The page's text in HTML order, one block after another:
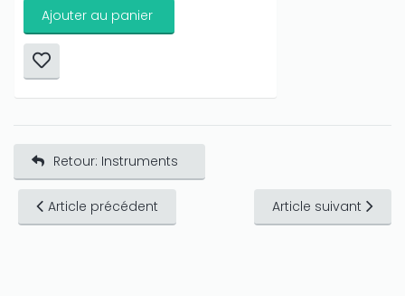
Ajouter au panier
Retour: Instruments
Article précédent Article suivant